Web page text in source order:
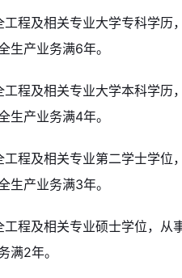
工程及相关专业大学专科学历
生产业务满6年。
工程及相关专业大学本科学
生产业务满4年。
工程及相关专业第二学士学
生产业务满3年。
程及相关专业硕士学位，从
满2年。